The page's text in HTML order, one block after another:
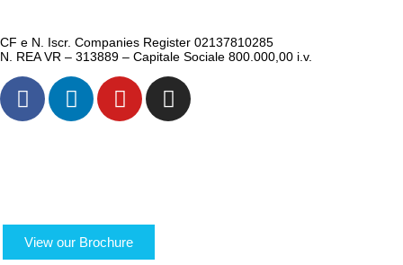
CF e N. Iscr. Companies Register 02137810285
N. REA VR – 313889 – Capitale Sociale 800.000,00 i.v.
View our Brochure